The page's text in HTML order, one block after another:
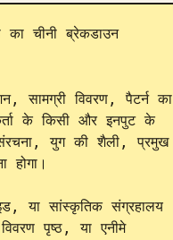
चीनी ब्रेकडाउन
सामग्री विवरण, पैटर्न का
के किसी और इनपुट के
युग की शैली, प्रमुख
या सांस्कृतिक संग्रहालय
पृष्ठ, या एनीमे